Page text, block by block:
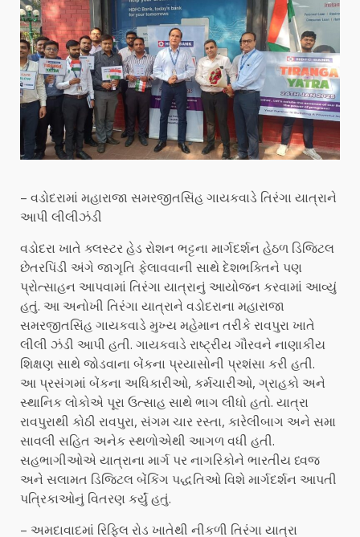
– વડોદરામાં મહારાજા સમરજીતસિંહ ગાયકવાડે તિરંગા યાત્રાને
આપી લીલીઝંડી
વડોદરા ખાતે ક્લસ્ટર હેડ રોશન ભટ્ટના માર્ગદર્શન હેઠળ ડિજિટલ
છેતરપિંડી અંગે જાગૃતિ ફેલાવવાની સાથે દેશભક્તિને પણ
પ્રોત્સાહન આપવામાં તિરંગા યાત્રાનું આયોજન કરવામાં આવ્યું
હતું. આ અનોખી તિરંગા યાત્રાને વડોદરાના મહારાજા
સમરજીતસિંહ ગાયકવાડે મુખ્ય મહેમાન તરીકે રાવપુરા ખાતે
લીલી ઝંડી આપી હતી. ગાયકવાડે રાષ્ટ્રીય ગૌરવને નાણાકીય
શિક્ષણ સાથે જોડવાના બેંકના પ્રયાસોની પ્રશંસા કરી હતી.
આ પ્રસંગમાં બેંકના અધિકારીઓ, કર્મચારીઓ, ગ્રાહકો અને
સ્થાનિક લોકોએ પૂરા ઉત્સાહ સાથે ભાગ લીધો હતો. યાત્રા
રાવપુરાથી કોઠી રાવપુરા, સંગમ ચાર રસ્તા, કારેલીબાગ અને સમા
સાવલી સહિત અનેક સ્થળોએથી આગળ વધી હતી.
સહભાગીઓએ યાત્રાના માર્ગ પર નાગરિકોને ભારતીય ધ્વજ
અને સલામત ડિજિટલ બેંકિંગ પદ્ધતિઓ વિશે માર્ગદર્શન આપતી
પત્રિકાઓનું વિતરણ કર્યું હતું.
– અમદાવાદમાં રિફિલ રોડ ખાતેથી નીકળી તિરંગા યાત્રા